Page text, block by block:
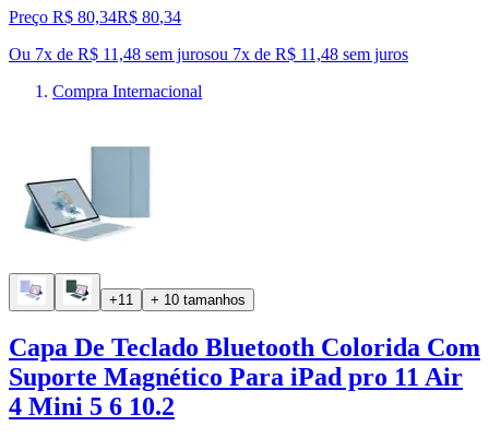
Preço R$ 80,34R$ 80,34
Ou 7x de R$ 11,48 sem jurosou 7x de R$ 11,48 sem juros
Compra Internacional
+11 + 10 tamanhos
Capa De Teclado Bluetooth Colorida Com
Suporte Magnético Para iPad pro 11 Air
4 Mini 5 6 10.2